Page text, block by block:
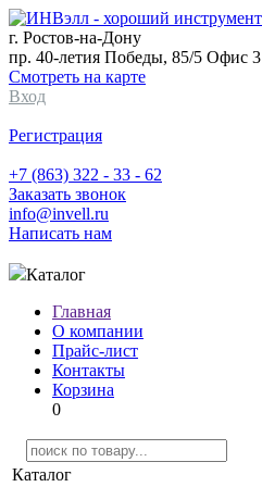
г. Ростов-на-Дону
пр. 40-летия Победы, 85/5 Офис 3
Смотреть на карте
Вход
Регистрация
+7 (863) 322 - 33 - 62
Заказать звонок
info@invell.ru
Написать нам
Каталог
Главная
О компании
Прайс-лист
Контакты
Корзина
0
Каталог